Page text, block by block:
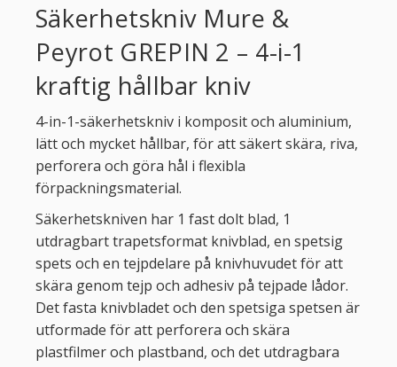
Säkerhetskniv Mure &
Peyrot GREPIN 2 – 4-i-1
kraftig hållbar kniv
4-in-1-säkerhetskniv i komposit och aluminium,
lätt och mycket hållbar, för att säkert skära, riva,
perforera och göra hål i flexibla
förpackningsmaterial.
Säkerhetskniven har 1 fast dolt blad, 1
utdragbart trapetsformat knivblad, en spetsig
spets och en tejpdelare på knivhuvudet för att
skära genom tejp och adhesiv på tejpade lådor.
Det fasta knivbladet och den spetsiga spetsen är
utformade för att perforera och skära
plastfilmer och plastband, och det utdragbara